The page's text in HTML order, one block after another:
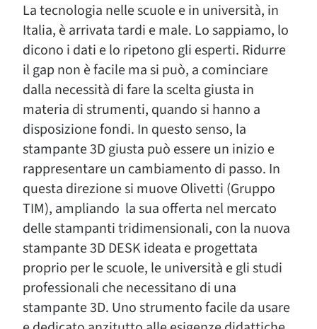
La tecnologia nelle scuole e in università, in
Italia, è arrivata tardi e male. Lo sappiamo, lo
dicono i dati e lo ripetono gli esperti. Ridurre
il gap non è facile ma si può, a cominciare
dalla necessità di fare la scelta giusta in
materia di strumenti, quando si hanno a
disposizione fondi. In questo senso, la
stampante 3D giusta può essere un inizio e
rappresentare un cambiamento di passo. In
questa direzione si muove Olivetti (Gruppo
TIM), ampliando la sua offerta nel mercato
delle stampanti tridimensionali, con la nuova
stampante 3D DESK ideata e progettata
proprio per le scuole, le università e gli studi
professionali che necessitano di una
stampante 3D. Uno strumento facile da usare